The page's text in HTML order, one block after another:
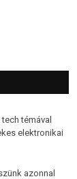
témával
elektronikai
azonnal